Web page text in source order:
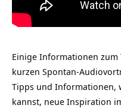
Einige Informationen zum
kurzen Spontan-
Tipps und Informationen,
kannst, neue Inspiration